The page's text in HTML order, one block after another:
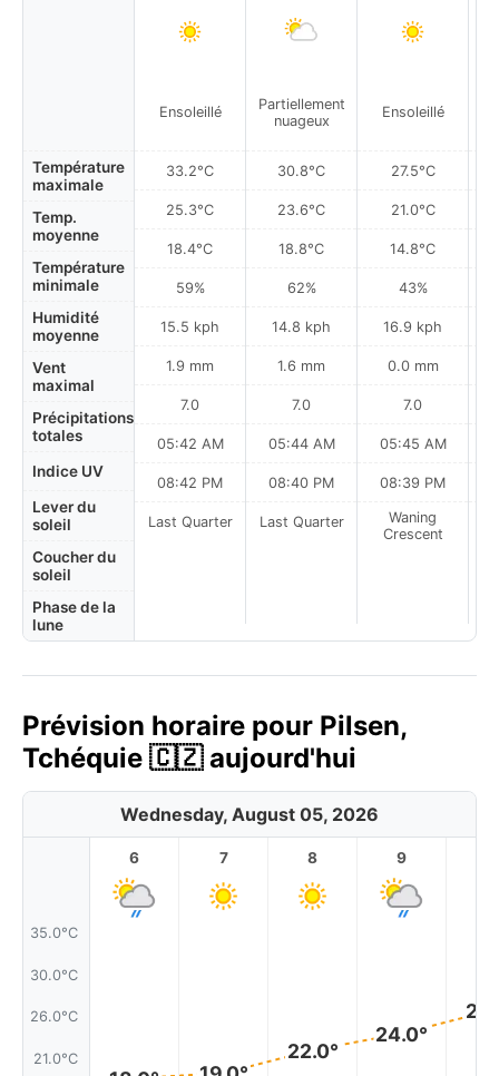
Température
maximale
Temp.
moyenne
Température
minimale
Humidité
moyenne
Vent
maximal
Précipitations
totales
Indice UV
Lever du
soleil
Coucher du
soleil
Phase de la
lune
Ensoleillé
33.2°C
25.3°C
18.4°C
59%
15.5 kph
1.9 mm
7.0
05:42 AM
08:42 PM
Last Quarter
Partiellement
nuageux
30.8°C
23.6°C
18.8°C
62%
14.8 kph
1.6 mm
7.0
05:44 AM
08:40 PM
Last Quarter
Ensoleillé
27.5°C
21.0°C
14.8°C
43%
16.9 kph
0.0 mm
7.0
05:45 AM
08:39 PM
Waning
Crescent
Prévision horaire pour Pilsen,
Tchéquie 🇨🇿 aujourd'hui
Wednesday, August 05, 2026
35.0°C
30.0°C
26.0°C
21.0°C
6 7 8
22.0°
9
24.0°